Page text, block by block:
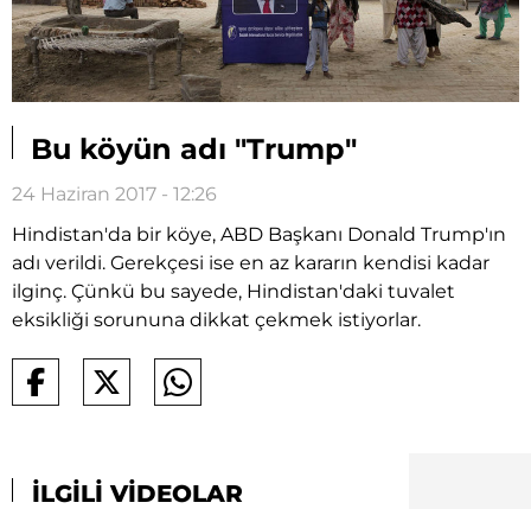
Oynat
Bu köyün adı "Trump"
24 Haziran 2017 - 12:26
Hindistan'da bir köye, ABD Başkanı Donald Trump'ın
adı verildi. Gerekçesi ise en az kararın kendisi kadar
ilginç. Çünkü bu sayede, Hindistan'daki tuvalet
eksikliği sorununa dikkat çekmek istiyorlar.
İLGİLİ VİDEOLAR